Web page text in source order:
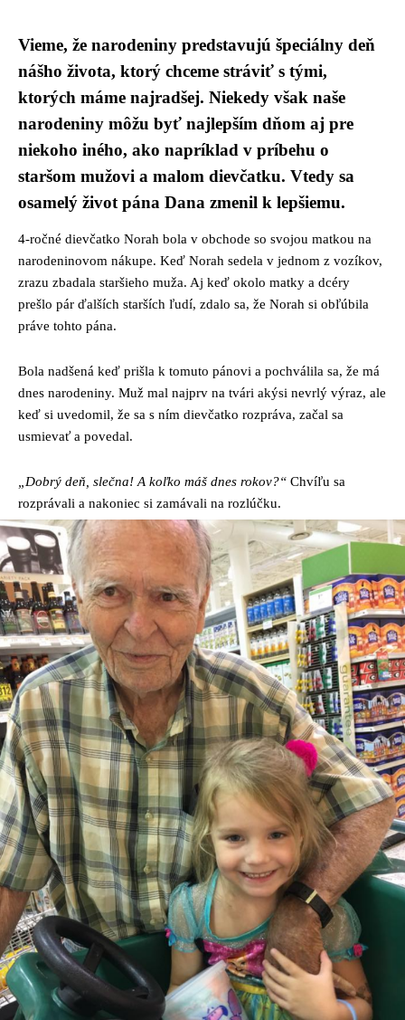
Vieme, že narodeniny predstavujú špeciálny deň
nášho života, ktorý chceme stráviť s tými,
ktorých máme najradšej. Niekedy však naše
narodeniny môžu byť najlepším dňom aj pre
niekoho iného, ​​ako napríklad v príbehu o
staršom mužovi a malom dievčatku. Vtedy sa
osamelý život pána Dana zmenil k lepšiemu.
4-ročné dievčatko Norah bola v obchode so svojou matkou na
narodeninovom nákupe. Keď Norah sedela v jednom z vozíkov,
zrazu zbadala staršieho muža. Aj keď okolo matky a dcéry
prešlo pár ďalších starších ľudí, zdalo sa, že Norah si obľúbila
práve tohto pána.
Bola nadšená keď prišla k tomuto pánovi a pochválila sa, že má
dnes narodeniny. Muž mal najprv na tvári akýsi nevrlý výraz, ale
keď si uvedomil, že sa s ním dievčatko rozpráva, začal sa
usmievať a povedal.
„Dobrý deň, slečna! A koľko máš dnes rokov?“ Chvíľu sa
rozprávali a nakoniec si zamávali na rozlúčku.